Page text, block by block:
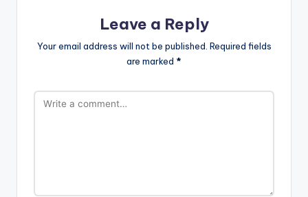
Leave a Reply
Your email address will not be published. Required fields
are marked *